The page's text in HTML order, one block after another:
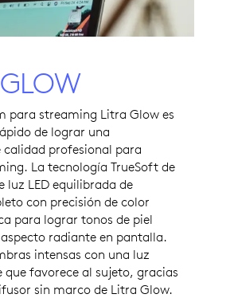
GLOW
para streaming Litra Glow es
de lograr una
profesional para
La tecnología TrueSoft de
luz LED equilibrada de
con precisión de color
para lograr tonos de piel
radiante en pantalla.
intensas con una luz
que favorece al sujeto, gracias
sin marco de Litra Glow.